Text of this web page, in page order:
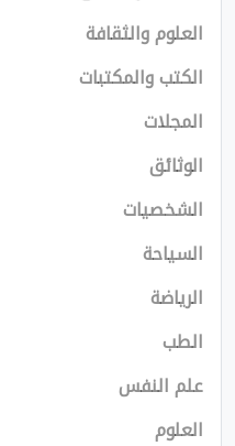
العلوم والثقافة
الكتب والمكتبات
المجلات
الوثائق
الشخصيات
السياحة
الرياضة
الطب
علم النفس
العلوم